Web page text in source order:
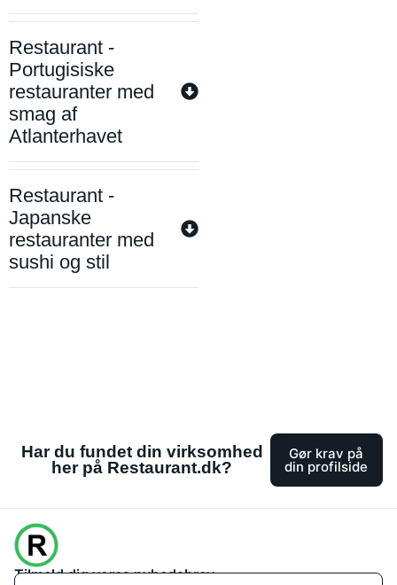
Restaurant -
Portugisiske
restauranter med
smag af
Atlanterhavet
Restaurant -
Japanske
restauranter med
sushi og stil
Har du fundet din virksomhed
her på Restaurant.dk?
Gør krav på
din profilside
Tilmeld dig vores nyhedsbrev